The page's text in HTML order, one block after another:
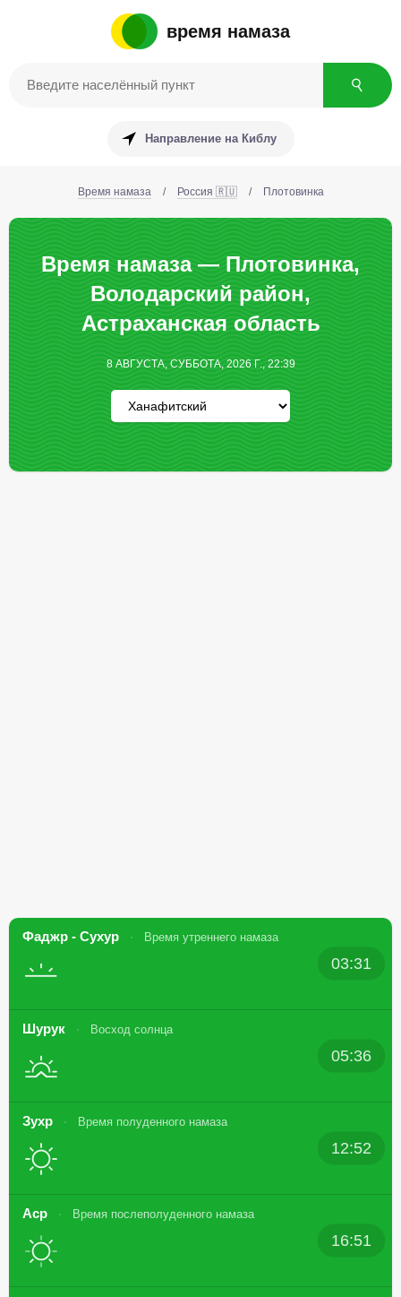
время намаза
Направление на Киблу
Время намаза / Россия 🇷🇺 / Плотовинка
Время намаза — Плотовинка,
Володарский район,
Астраханская область
8 АВГУСТА, СУББОТА, 2026 Г., 22:39
Фаджр - Сухур Время утреннего намаза
03:31
Шурук Восход солнца
05:36
Зухр Время полуденного намаза
12:52
Аср Время послеполуденного намаза
16:51